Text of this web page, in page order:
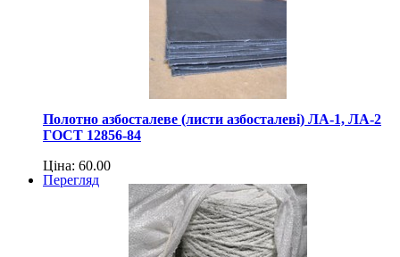
Полотно азбосталеве (листи азбосталеві) ЛА-1, ЛА-2
ГОСТ 12856-84
Ціна: 60.00
Перегляд